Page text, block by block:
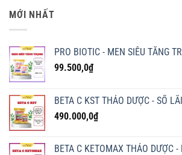
MỚI NHẤT
PRO BIOTIC - MEN SIÊU TĂNG
99.500,0₫
BETA C KST THẢO DƯỢC - SỔ
490.000,0₫
BETA C KETOMAX THẢO DƯỢC